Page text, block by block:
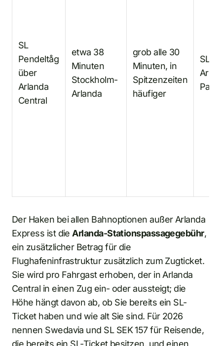
SL
Pendeltåg
über
Arlanda
Central
etwa 38
Minuten
Stockholm-
Arlanda
grob alle 30
Minuten, in
Spitzenzeiten
häufiger
SL-
Der Haken bei allen Bahnoptionen außer Arlanda
Express ist die Arlanda-Stationspassagegebühr,
ein zusätzlicher Betrag für die
Flughafeninfrastruktur zusätzlich zum Zugticket.
Sie wird pro Fahrgast erhoben, der in Arlanda
Central in einen Zug ein- oder aussteigt; die
Höhe hängt davon ab, ob Sie bereits ein SL-
Ticket haben und wie alt Sie sind. Für 2026
nennen Swedavia und SL SEK 157 für Reisende,
die bereits ein SL-Ticket besitzen, und einen